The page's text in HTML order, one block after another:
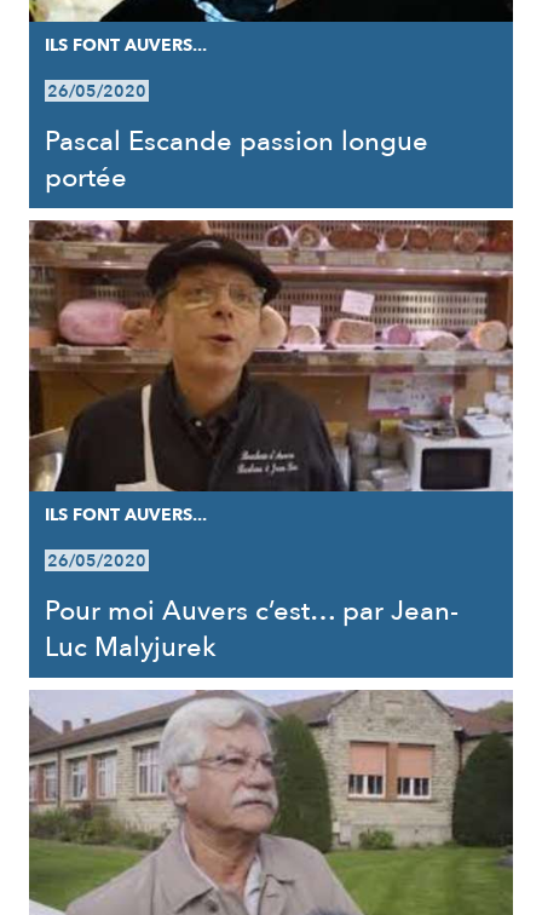
ILS FONT AUVERS...
26/05/2020
Pascal Escande passion longue
portée
ILS FONT AUVERS...
26/05/2020
Pour moi Auvers c’est… par Jean-
Luc Malyjurek